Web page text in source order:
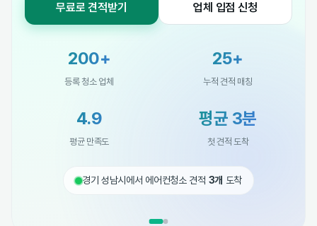
경기 성남시에서 에어컨청소 견적 3개 도착
200+
등록 청소 업체
25+
누적 견적 매칭
4.9
평균 만족도
평균 3분
첫 견적 도착
무료로 견적받기 업체 입점 신청